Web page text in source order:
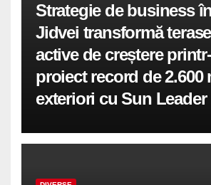
Strategie de business
Jidvei transformă
active de creștere
proiect record de 2.600
exteriori cu Sun Leader